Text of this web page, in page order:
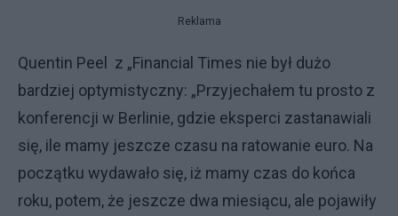
Reklama
Quentin Peel z „Financial Times nie był dużo
bardziej optymistyczny: „Przyjechałem tu prosto z
konferencji w Berlinie, gdzie eksperci zastanawiali
się, ile mamy jeszcze czasu na ratowanie euro. Na
początku wydawało się, iż mamy czas do końca
roku, potem, że jeszcze dwa miesiącu, ale pojawiły